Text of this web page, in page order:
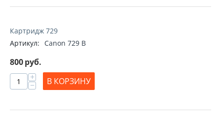
Картридж 729
Артикул:
Canon 729 B
800руб.
+
− В КОРЗИНУ